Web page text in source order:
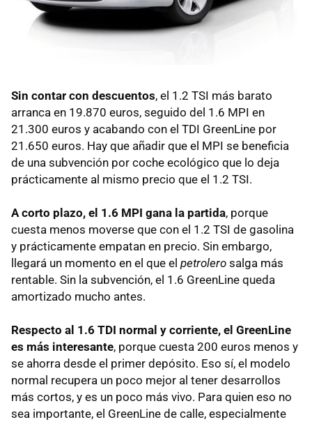
Sin contar con descuentos, el 1.2 TSI más barato
arranca en 19.870 euros, seguido del 1.6 MPI en
21.300 euros y acabando con el TDI GreenLine por
21.650 euros. Hay que añadir que el MPI se beneficia
de una subvención por coche ecológico que lo deja
prácticamente al mismo precio que el 1.2 TSI.
A corto plazo, el 1.6 MPI gana la partida, porque
cuesta menos moverse que con el 1.2 TSI de gasolina
y prácticamente empatan en precio. Sin embargo,
llegará un momento en el que el petrolero salga más
rentable. Sin la subvención, el 1.6 GreenLine queda
amortizado mucho antes.
Respecto al 1.6 TDI normal y corriente, el GreenLine
es más interesante, porque cuesta 200 euros menos y
se ahorra desde el primer depósito. Eso sí, el modelo
normal recupera un poco mejor al tener desarrollos
más cortos, y es un poco más vivo. Para quien eso no
sea importante, el GreenLine de calle, especialmente